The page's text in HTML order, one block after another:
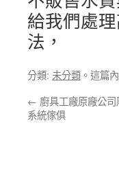
給我們處
法，
分類: 未分類 。這篇
← 廚具工廠原廠公
系統傢俱